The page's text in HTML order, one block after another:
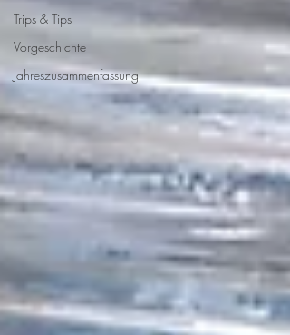
Trips & Tips
Vorgeschichte
Jahreszusammenfassung